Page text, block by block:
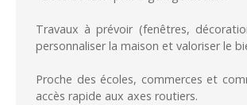
Travaux à prévoir (fenêtres,
personnaliser la maison et valoriser le
Proche des écoles, commerces et
accès rapide aux axes routiers.